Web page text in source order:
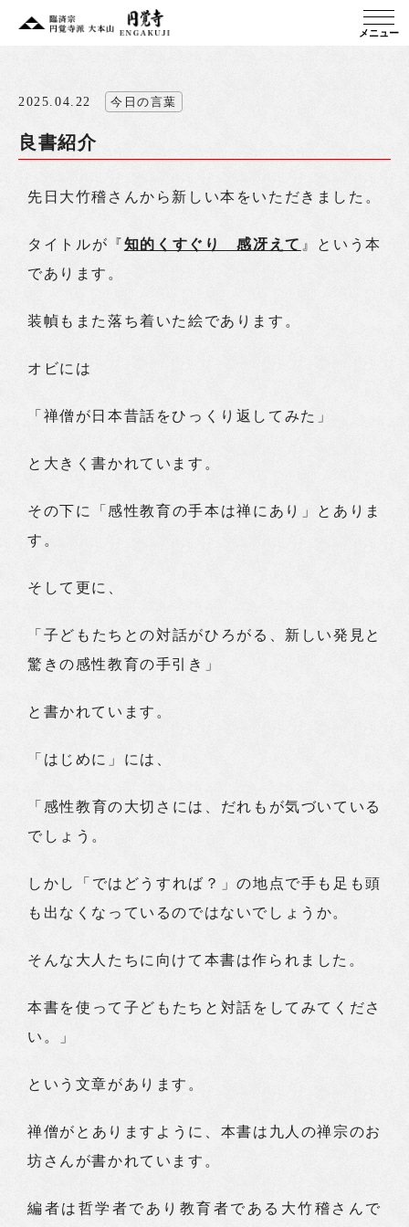
メニュー
2025.04.22 今日の言葉
良書紹介
先日大竹稽さんから新しい本をいただきました。
タイトルが『知的くすぐり 感冴えて 』という本
であります。
装幀もまた落ち着いた絵であります。
オビには
「禅僧が日本昔話をひっくり返してみた」
と大きく書かれています。
その下に「感性教育の手本は禅にあり」とありま
す。
そして更に、
「子どもたちとの対話がひろがる、新しい発見と
驚きの感性教育の手引き」
と書かれています。
「はじめに」には、
「感性教育の大切さには、だれもが気づいている
でしょう。
しかし「ではどうすれば？」の地点で手も足も頭
も出なくなっているのではないでしょうか。
そんな大人たちに向けて本書は作られました。
本書を使って子どもたちと対話をしてみてくださ
い。」
という文章があります。
禅僧がとありますように、本書は九人の禅宗のお
坊さんが書かれています。
編者は哲学者であり教育者である大竹稽さんで